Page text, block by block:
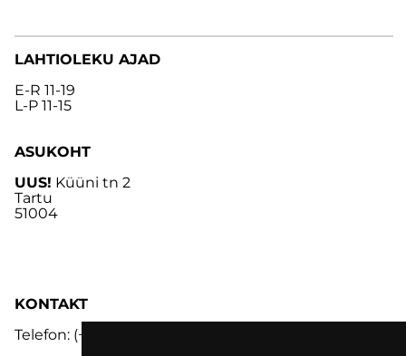
LAHTIOLEKU AJAD
E-R 11-19
L-P 11-15
ASUKOHT
UUS! Küüni tn 2
Tartu
51004
KONTAKT
Telefon: (+372) 5302 9848